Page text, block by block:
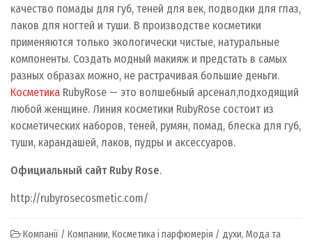
качество помады для губ, теней для век, подводки для глаз,
лаков для ногтей и туши. В производстве косметики
применяются только экологически чистые, натуральные
компоненты. Создать модный макияж и предстать в самых
разных образах можно, не растрачивая большие деньги.
Косметика RubyRose — это волшебный арсенал,подходящий
любой женщине. Линия косметики RubyRose состоит из
косметических наборов, теней, румян, помад, блеска для губ,
туши, карандашей, лаков, пудры и аксессуаров.
Официальный сайт Ruby Rose.
http://rubyrosecosmetic.com/
Компанії / Компании, Косметика і парфюмерія / духи, Мода та